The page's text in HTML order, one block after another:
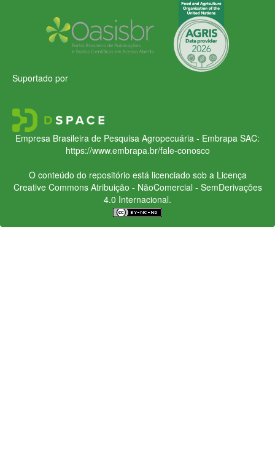
Suportado por
Empresa Brasileira de Pesquisa Agropecuária - Embrapa SAC:
https://www.embrapa.br/fale-conosco
O conteúdo do repositório está licenciado sob a Licença
Creative CommonsAtribuição - NãoComercial - SemDerivações
4.0 Internacional.